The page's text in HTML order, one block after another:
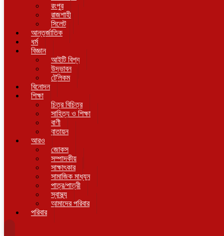
রংপুর
রাজশাহী
সিলেট
আন্তর্জাতিক
ধর্ম
বিজ্ঞান
আইটি বিশ্ব
উদ্ভাবন
টেলিকম
বিনোদন
শিক্ষা
চিত্র বিচিত্র
সাহিত্য ও শিক্ষা
বাণী
বাতায়ন
আরও
জোকস
সম্পাদকীয়
সাক্ষাৎকার
সামাজিক মাধ্যম
পাত্র/পাত্রী
স্বাস্থ্য
আমাদের পরিবার
পরিবার